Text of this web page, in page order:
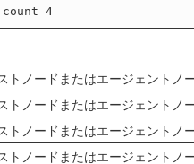
  Current ATMF guest node count 4
トノードまたはエージェントノ
トノードまたはエージェントノ
トノードまたはエージェントノ
トノードまたはエージェントノ